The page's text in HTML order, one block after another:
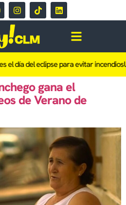
el día del eclipse para evitar incendios
gana el
de Verano de